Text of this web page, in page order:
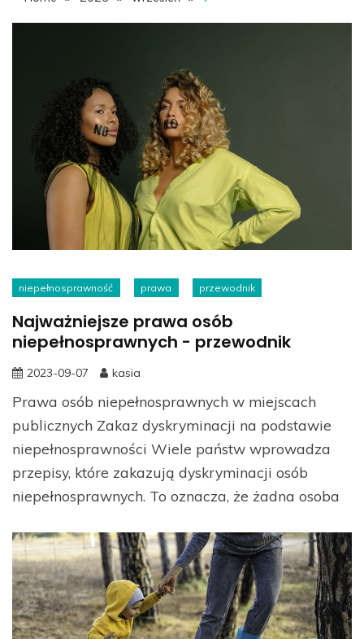
niepełnosprawność prawa przewodnik
Najważniejsze prawa osób
niepełnosprawnych - przewodnik
2023-09-07 kasia
Prawa osób niepełnosprawnych w miejscach
publicznych Zakaz dyskryminacji na podstawie
niepełnosprawności Wiele państw wprowadza
przepisy, które zakazują dyskryminacji osób
niepełnosprawnych. To oznacza, że żadna osoba